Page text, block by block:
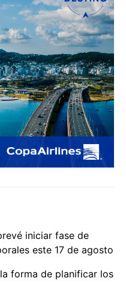
iniciar fase de
este 17 de agosto
forma de planificar los